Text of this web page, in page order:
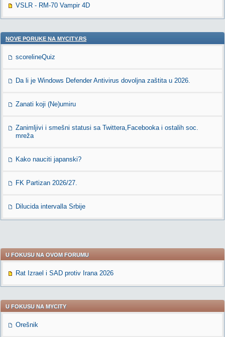
VSLR - RM-70 Vampir 4D
NOVE PORUKE NA MYCITY.RS
scorelineQuiz
Da li je Windows Defender Antivirus dovoljna zaštita u 2026.
Zanati koji (Ne)umiru
Zanimljivi i smešni statusi sa Twittera,Facebooka i ostalih soc.
mreža
Kako nauciti japanski?
FK Partizan 2026/27.
Dilucida intervalla Srbije
U FOKUSU NA OVOM FORUMU
Rat Izrael i SAD protiv Irana 2026
U FOKUSU NA MYCITY
Orešnik